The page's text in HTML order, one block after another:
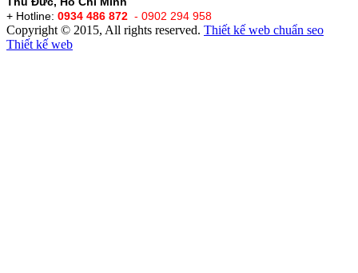
+ Hotline: 0934 486 872 - 0902 294 958
Copyright © 2015, All rights reserved. Thiết kế web chuẩn seo
Thiết kế web